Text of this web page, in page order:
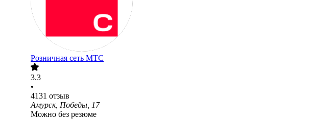
Розничная сеть МТС
3.3
•
4131 отзыв
Амурск, Победы, 17
Можно без резюме